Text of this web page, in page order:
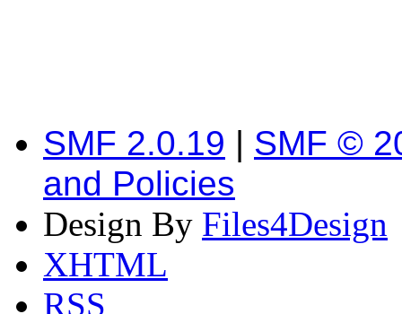
SMF 2.0.19 | SMF ©
and Policies
Design By Files4Design
XHTML
RSS